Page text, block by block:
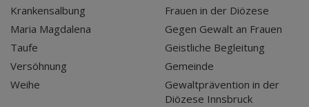
Krankensalbung
Maria Magdalena
Taufe
Versöhnung
Weihe
Frauen in der Diözese
Gegen Gewalt an Frauen
Geistliche Begleitung
Gemeinde
Gewaltprävention in der
Diözese Innsbruck